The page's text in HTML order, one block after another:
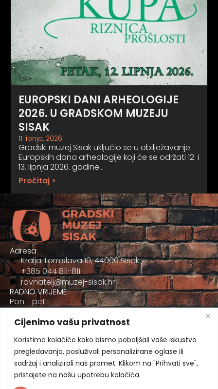
Cijenimo vašu privatnost
Koristimo kolačiće kako bismo poboljšali vaše iskustvo
pregledavanja, posluživali personalizirane oglase ili
sadržaj i analizirali naš promet. Klikom na "Prihvati sve",
pristajete na našu upotrebu kolačića.
EUROPSKI DANI ARHEOLOGIJE
2026. U GRADSKOM MUZEJU
SISAK
11 lipnja, 2026
Gradski muzej Sisak uključio se u obilježavanje
Europskih dana arheologije koji će se održati 12. i
13. lipnja 2026. godine…
Pročitaj >
Adresa
Kralja Tomislava 10, 44000 Sisak
+385 044 811-811
ravnatelj@muzej-sisak.hr
RADNO VRIJEME
Pon - pet:
Sub